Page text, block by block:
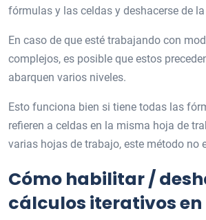
fórmulas y las celdas y deshacerse de
En caso de que esté trabajando con
complejos, es posible que estos
abarquen varios niveles.
Esto funciona bien si tiene todas las
refieren a celdas en la misma hoja de
varias hojas de trabajo, este método no
Cómo habilitar /
cálculos iterativos en